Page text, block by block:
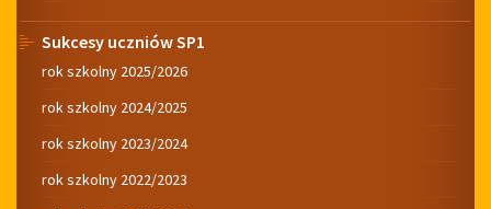
Sukcesy uczniów SP1
rok szkolny 2025/2026
rok szkolny 2024/2025
rok szkolny 2023/2024
rok szkolny 2022/2023